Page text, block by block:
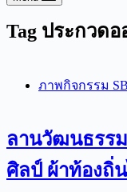
Tag ประกวดอ
ภาพกิจกรรม
ลานวัฒนธรร
ศิลป์ ผ้าท้องถิ่